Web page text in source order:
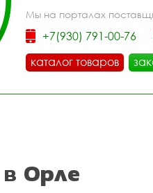
Мы на порталах
+7(930) 791-00-76
каталог товаров
Орле